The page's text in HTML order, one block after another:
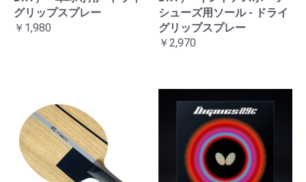
グリップスプレー
￥1,980
シューズ用ソール - ドライ
グリップスプレー
￥2,970